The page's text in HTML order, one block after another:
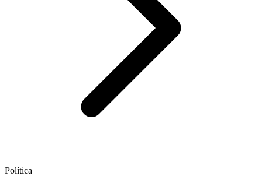
Política